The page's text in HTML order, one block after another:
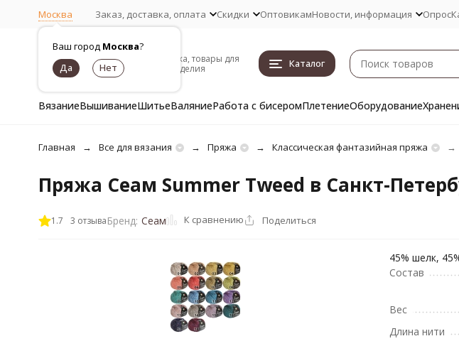
Москва
Ваш город Москва?
Заказ, доставка, оплата Скидки ОптовикамНовости, информация Опрос
Пряжа, товары для
рукоделия
Каталог
ВязаниеВышиваниеШитьеВаляниеРабота с бисеромПлетениеОборудование
Главная Все для вязания Пряжа Классическая фантазийная пряжа
Пряжа Сеам Summer Tweed в Санкт-
1.7 3 отзываБренд: Сеам К сравнению Поделиться
45% шелк,
Состав
Вес
Длина нити